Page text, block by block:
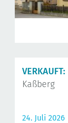
VERKAUFT:
Kaßberg
24. Juli 2026